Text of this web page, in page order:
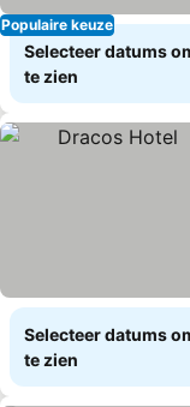
Populaire keuze
Selecteer datums
te zien
Selecteer datums
te zien